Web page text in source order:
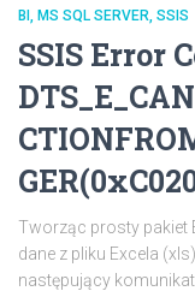
BI MS SQL SERVER SSIS
SSIS Error
Tworząc prosty pakiet
dane z pliku Excela
następujący komunikat